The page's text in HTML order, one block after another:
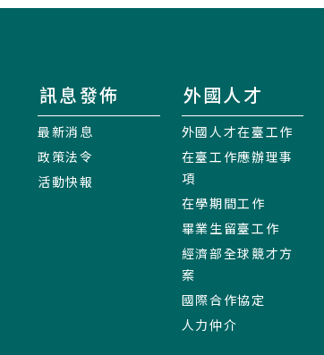
訊息發佈
最新消息
政策法令
活動快報
外國人才
外國人才在臺工作
在臺工作應辦理事
項
在學期間工作
畢業生留臺工作
經濟部全球競才方
案
國際合作協定
人力仲介